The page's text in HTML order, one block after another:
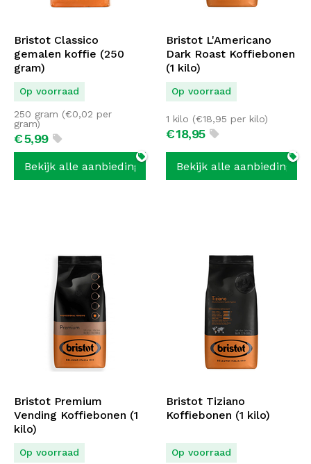
Bristot Classico
gemalen koffie (250
gram)
Op voorraad
€5,99
250 gram (€0,02 per
gram)
Bekijk alle aanbiedingen
Bristot L'Americano
Dark Roast Koffiebonen
(1 kilo)
Op voorraad
€18,95
1 kilo (€18,95 per kilo)
Bekijk alle aanbiedingen
Bristot Premium
Vending Koffiebonen (1
kilo)
Op voorraad
Bristot Tiziano
Koffiebonen (1 kilo)
Op voorraad